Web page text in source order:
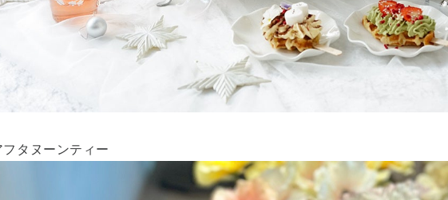
タヌーンティー